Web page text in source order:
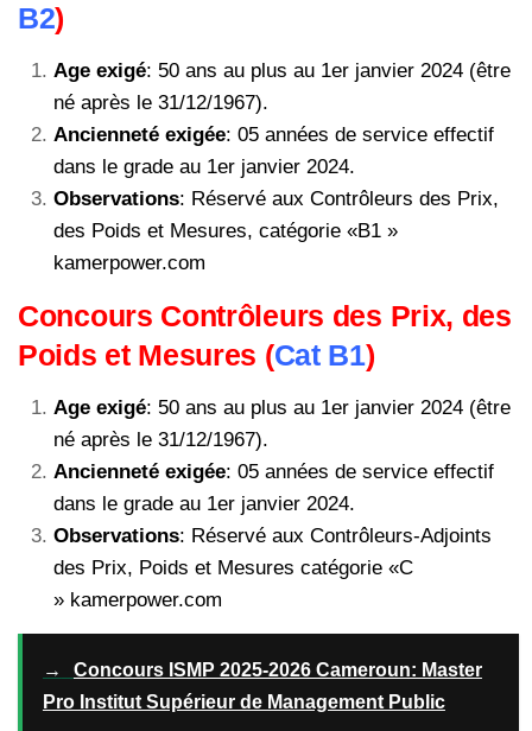
B2)
Age exigé: 50 ans au plus au 1er janvier 2024 (être
né après le 31/12/1967).
Ancienneté exigée: 05 années de service effectif
dans le grade au 1er janvier 2024.
Observations: Réservé aux Contrôleurs des Prix,
des Poids et Mesures, catégorie «B1 »
kamerpower.com
Concours Contrôleurs des Prix, des
Poids et Mesures (Cat B1)
Age exigé: 50 ans au plus au 1er janvier 2024 (être
né après le 31/12/1967).
Ancienneté exigée: 05 années de service effectif
dans le grade au 1er janvier 2024.
Observations: Réservé aux Contrôleurs-Adjoints
des Prix, Poids et Mesures catégorie «C
» kamerpower.com
→
Concours ISMP 2025-2026 Cameroun: Master
Pro Institut Supérieur de Management Public